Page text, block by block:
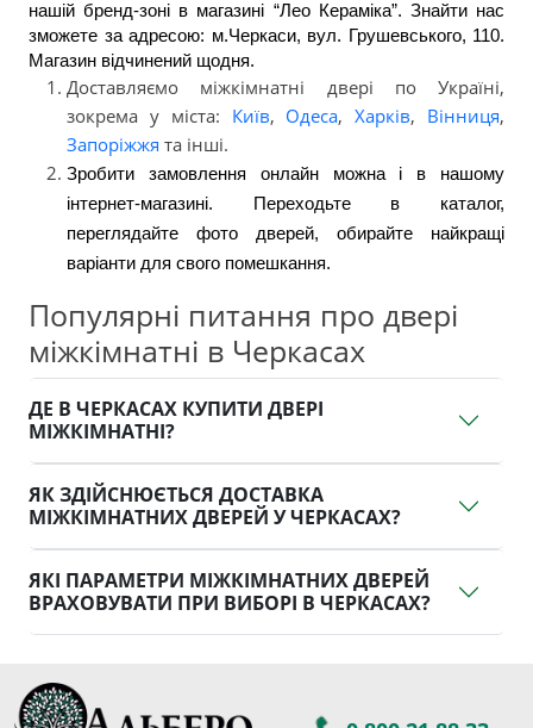
нашій бренд-зоні в магазині “Лео Кераміка”. Знайти нас
зможете за адресою: м.Черкаси, вул. Грушевського, 110.
Магазин відчинений щодня.
Доставляємо міжкімнатні двері по Україні,
зокрема у міста: Київ, Одеса,Харків, Вінниця,
Запоріжжя та інші.
Зробити замовлення онлайн можна і в нашому
інтернет-магазині. Переходьте в каталог,
переглядайте фото дверей, обирайте найкращі
варіанти для свого помешкання.
Популярні питання про двері
міжкімнатні в Черкасах
ДЕ В ЧЕРКАСАХ КУПИТИ ДВЕРІ
МІЖКІМНАТНІ?
ЯК ЗДІЙСНЮЄТЬСЯ ДОСТАВКА
МІЖКІМНАТНИХ ДВЕРЕЙ У ЧЕРКАСАХ?
ЯКІ ПАРАМЕТРИ МІЖКІМНАТНИХ ДВЕРЕЙ
ВРАХОВУВАТИ ПРИ ВИБОРІ В ЧЕРКАСАХ?